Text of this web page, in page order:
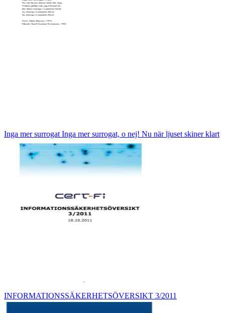
Inga mer surrogat Inga mer surrogat, o nej! Nu när ljuset skiner klart
INFORMATIONSSÄKERHETSÖVERSIKT 3/2011